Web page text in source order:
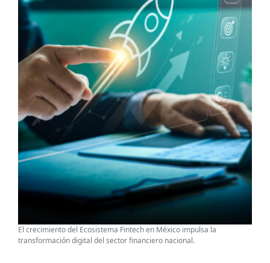
El crecimiento del Ecosistema Fintech en México impulsa la
transformación digital del sector financiero nacional.